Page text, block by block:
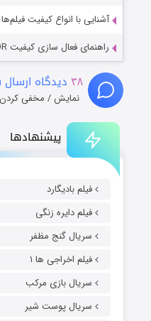
پیشنهادها
فیلم بادیگارد
فیلم دایره زنگی
سریال گنج مظفر
فیلم اخراجی ها ۱
سریال بازی مرکب
سریال پوست شیر
آشنایی با انواع کیفیت
راهنمای فعال سازی کیفیت HDR در PotPlayer
۳۸ دیدگاه
نمایش / مخفی کردن